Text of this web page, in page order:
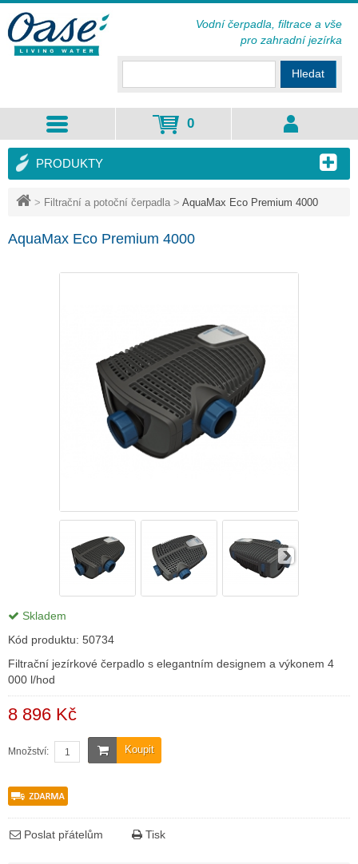
> Filtrační a potoční čerpadla > AquaMax Eco Premium 4000
AquaMax Eco Premium 4000
Skladem
Kód produktu: 50734
Filtrační jezírkové čerpadlo s elegantním designem a výkonem 4
000 l/hod
8 896 Kč
Koupit
Množství:
Poslat přátelům Tisk
PRODUKTY
Hledat
0
Vodní čerpadla, filtrace a vše
pro zahradní jezírka